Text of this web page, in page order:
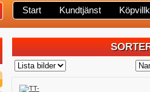
Start Kundtjänst